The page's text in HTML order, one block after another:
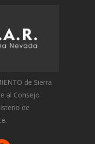
de Sierra
al Consejo
de